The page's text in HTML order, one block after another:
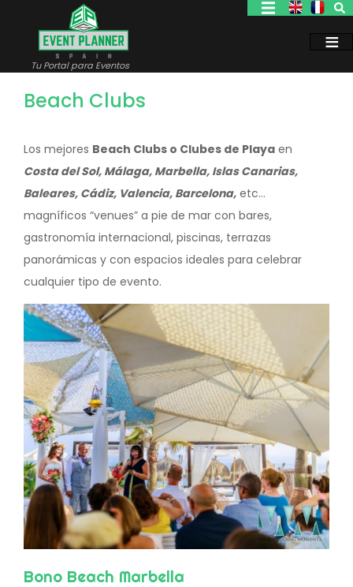
contenido
Tu Portal para Eventos
Beach Clubs
Los mejores Beach Clubs o Clubes de Playa en
Costa del Sol, Málaga, Marbella, Islas Canarias,
Baleares, Cádiz, Valencia, Barcelona, etc…
magníficos “venues” a pie de mar con bares,
gastronomía internacional, piscinas, terrazas
panorámicas y con espacios ideales para celebrar
cualquier tipo de evento.
Bono Beach Marbella